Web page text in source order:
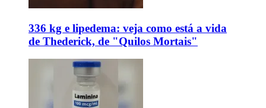
336 kg e lipedema: veja como está a vida
de Thederick, de "Quilos Mortais"